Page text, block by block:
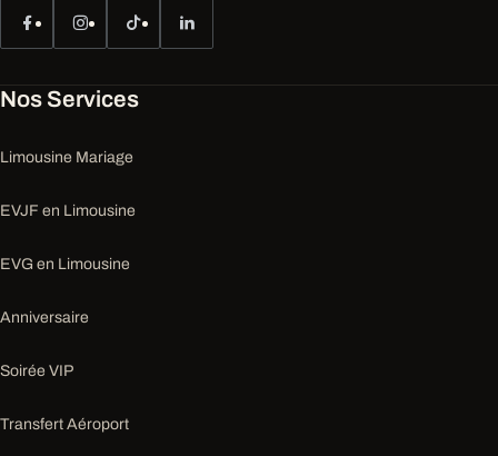
Nos Services
Limousine Mariage
EVJF en Limousine
EVG en Limousine
Anniversaire
Soirée VIP
Transfert Aéroport